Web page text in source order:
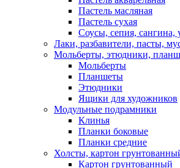
Пастель масляная
Пастель сухая
Соусы, сепия, сангина,
Лаки, разбавители, пасты,
Мольберты, этюдники,
Мольберты
Планшеты
Этюдники
Ящики для художников
Модульные подрамники
Клинья
Планки боковые
Планки средние
Холсты, картон
Картон грунтованный